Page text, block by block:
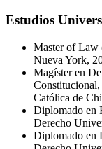
Estudios
Master of
Nueva York,
Magíster en
Católica de
Diplomado en
Derecho
Diplomado en